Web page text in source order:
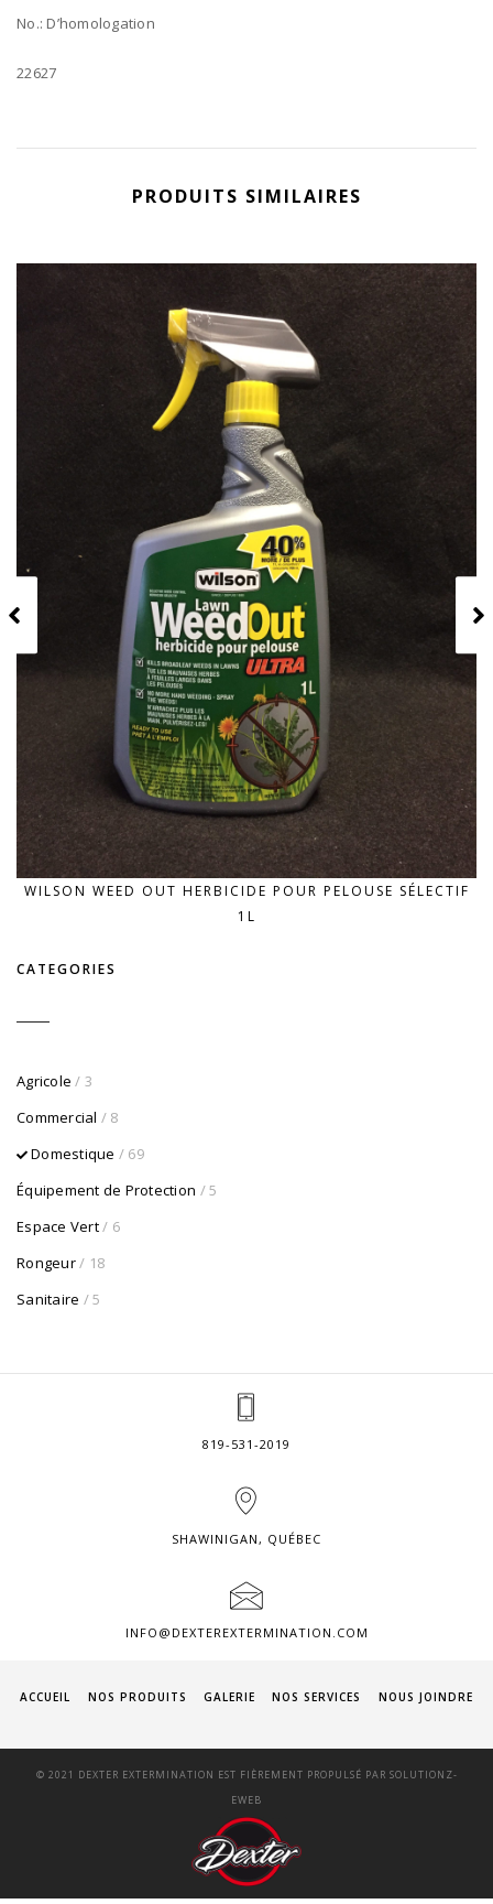
No.: D’homologation
22627
PRODUITS SIMILAIRES
WILSON WEED OUT HERBICIDE POUR PELOUSE SÉLECTIF
1L
CATEGORIES
Agricole / 3
Commercial / 8
Domestique / 69
Équipement de Protection / 5
Espace Vert/ 6
Rongeur/ 18
Sanitaire / 5
819-531-2019
SHAWINIGAN, QUÉBEC
INFO@DEXTEREXTERMINATION.COM
ACCUEIL NOS PRODUITS GALERIE NOS SERVICES NOUS JOINDRE
© 2021 DEXTER EXTERMINATION EST FIÈREMENT PROPULSÉ PAR SOLUTIONZ-
EWEB